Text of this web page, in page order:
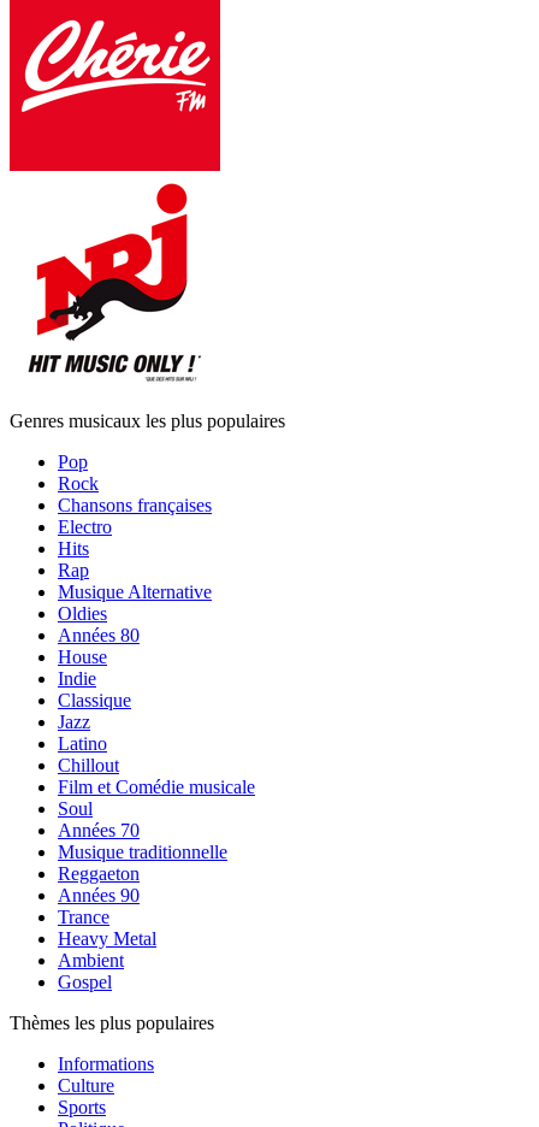
Genres musicaux les plus populaires
Pop
Rock
Chansons françaises
Electro
Hits
Rap
Musique Alternative
Oldies
Années 80
House
Indie
Classique
Jazz
Latino
Chillout
Film et Comédie musicale
Soul
Années 70
Musique traditionnelle
Reggaeton
Années 90
Trance
Heavy Metal
Ambient
Gospel
Thèmes les plus populaires
Informations
Culture
Sports